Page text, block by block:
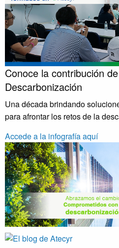
Conoce la contribución
Descarbonización
Una década brindando
para afrontar los retos de la
Accede a la infografía aquí